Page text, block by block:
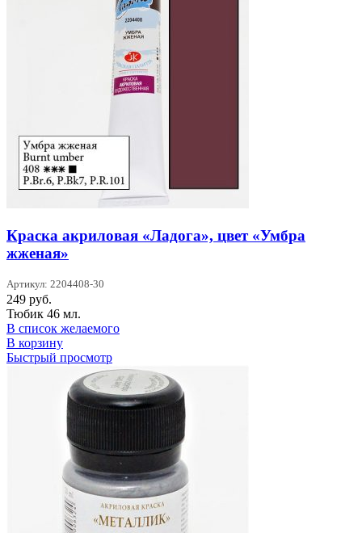
Краска акриловая «Ладога», цвет «Умбра
жженая»
Артикул: 2204408-30
249 руб.
Тюбик 46 мл.
В список желаемого
В корзину
Быстрый просмотр